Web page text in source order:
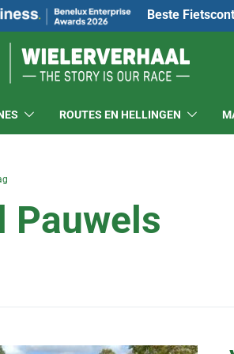
Beste
ROUTES EN HELLINGEN
Pauwels